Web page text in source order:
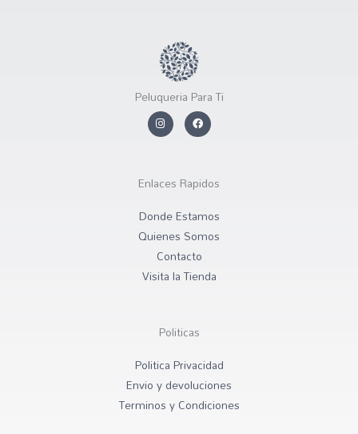
Peluqueria Para Ti
In
s
ra
F
a
c
o
k
Enlaces Rapidos
Donde Estamos
Quienes Somos
Contacto
Visita la Tienda
Politicas
Politica Privacidad
Envio y devoluciones
Terminos y Condiciones